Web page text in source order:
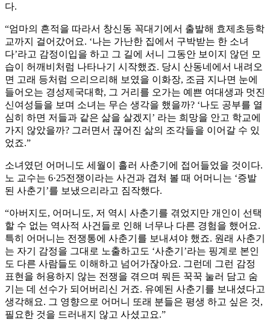
다.
“엄마의 흔적을 따라서 창신동 꼭대기에서 출발해 효제초등학
교까지 걸어갔어요. ‘나는 가난한 집에서 구박받는 한 소녀
다’라고 감정이입을 하고 그 길에 서니 그동안 보이지 않던 모
습이 허깨비처럼 나타나기 시작했죠. 당시 산동네에서 내려오
면 고래 등처럼 으리으리해 보였을 이화장, 조금 지나면 눈에
들어오는 경성제국대학, 그 거리를 오가는 예쁜 여대생과 멋진
신여성들을 보며 소녀는 무슨 생각을 했을까? ‘나도 공부를 열
심히 하면 저들과 같은 삶을 살겠지’ 라는 희망을 안고 학교에
가지 않았을까? 그러면서 끊어진 삶의 조각들을 이어갈 수 있
었죠.”
소녀였던 어머니도 세월이 흘러 사춘기에 접어들었을 것이다.
노 교수는 6·25전쟁이라는 사건과 겹쳐 볼 때 어머니는 ‘증발
된 사춘기’를 보냈으리라고 짐작했다.
“아버지도, 어머니도, 저 역시 사춘기를 겪었지만 개인이 선택
할 수 없는 역사적 사건들로 인해 너무나 다른 경험을 했어요.
특히 어머니는 전쟁통에 사춘기를 보내셔야 했죠. 원래 사춘기
는 자기 감정을 그대로 노출하고도 ‘사춘기’라는 핑계로 본인
도 다른 사람들도 이해하고 넘어가잖아요. 그런데 그런 감정
표현을 허용하지 않는 전쟁을 겪으며 뭐든 꾹꾹 눌러 담고 숨
기는 데 선수가 되어버리신 거죠. 유예된 사춘기를 보내셨다고
생각해요. 그 영향으로 어머니 또래 분들은 평생 하고 싶은 것,
필요한 것을 드러내지 않고 사셨고요.”